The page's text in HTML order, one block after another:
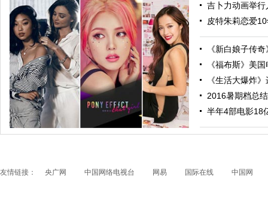
跟随电影去旅行：布拉格 在这里邂逅特工、寻找浪漫
吉卜力动画举
皮特朱莉恋爱
《新白娘子传
《福布斯》美
《生活大爆炸
2016暑期档总
半年4部电影18
友情链接： 央广网 中国网络电视台 网易 国际在线 中国网